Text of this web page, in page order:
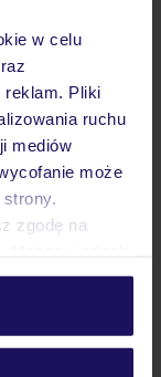
w celu
reklam. Pliki
ruchu
mediów
może
strony.
zgodę na
zakładkę
znajdziesz